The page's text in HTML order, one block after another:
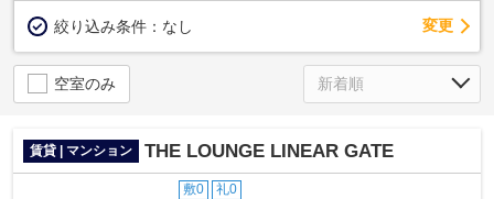
絞り込み条件： なし 変更
空室のみ
賃貸 | マンション THE LOUNGE LINEAR GATE
敷0 礼0